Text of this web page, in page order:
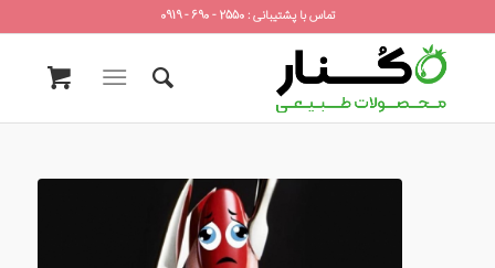
تماس با پشتیبانی : 2550 - 690 - 0919